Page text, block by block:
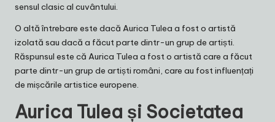
sensul clasic al cuvântului.
O altă întrebare este dacă Aurica Tulea a fost o artistă
izolată sau dacă a făcut parte dintr-un grup de artiști.
Răspunsul este că Aurica Tulea a fost o artistă care a făcut
parte dintr-un grup de artiști români, care au fost influențați
de mișcările artistice europene.
Aurica Tulea și Societatea